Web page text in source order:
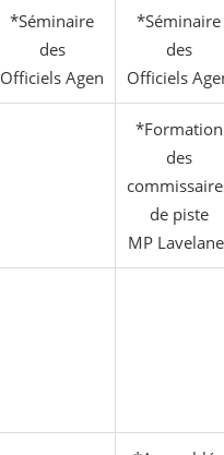
*Séminaire
des
Officiels Agen
*Séminaire
des
Officiels
*Formation
des
de piste
MP